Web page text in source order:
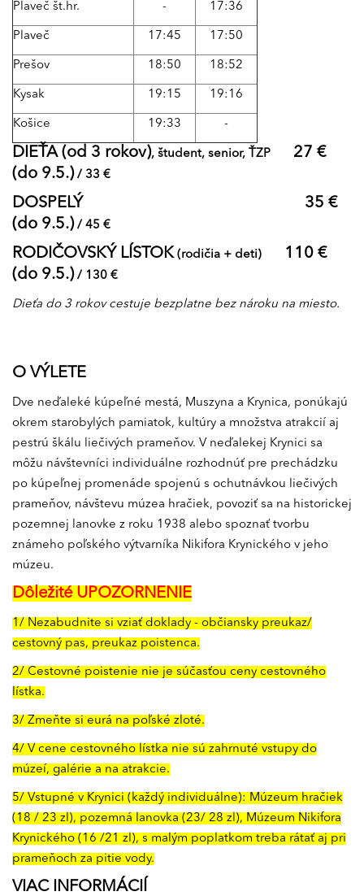
Plaveč št.hr. - 17:36
Plaveč 17:45 17:50
Prešov 18:50 18:52
Kysak 19:15 19:16
Košice 19:33 -
DIEŤA (od 3 rokov), študent, senior, ŤZP 27 €
(do 9.5.)/ 33 €
DOSPELÝ
35 €
(do 9.5.)/ 45 €
RODIČOVSKÝ LÍSTOK(rodičia + deti)
110 €
(do 9.5.)/ 130 €
Dieťa do 3 rokov cestuje bezplatne bez nároku na miesto.
O VÝLETE
Dve neďaleké kúpeľné mestá, Muszyna a Krynica, ponúkajú
okrem starobylých pamiatok, kultúry a množstva atrakcií aj
pestrú škálu liečivých prameňov. V neďalekej Krynici sa
môžu návštevníci individuálne rozhodnúť pre prechádzku
po kúpeľnej promenáde spojenú s ochutnávkou liečivých
prameňov, návštevu múzea hračiek, povoziť sa na historickej
pozemnej lanovke z roku 1938 alebo spoznať tvorbu
známeho poľského výtvarníka Nikifora Krynického v jeho
múzeu.
Dôležité UPOZORNENIE
1/ Nezabudnite si vziať doklady - občiansky preukaz/
cestovný pas, preukaz poistenca.
2/ Cestovné poistenie nie je súčasťou ceny cestovného
lístka.
3/ Zmeňte si eurá na poľské zloté.
4/ V cene cestovného lístka nie sú zahrnuté vstupy do
múzeí, galérie a na atrakcie.
5/ Vstupné v Krynici (každý individuálne): Múzeum hračiek
(18 / 23 zl), pozemná lanovka (23/ 28 zl), Múzeum Nikifora
Krynického (16 /21 zl), s malým poplatkom treba rátať aj pri
prameňoch za pitie vody.
VIAC INFORMÁCIÍ